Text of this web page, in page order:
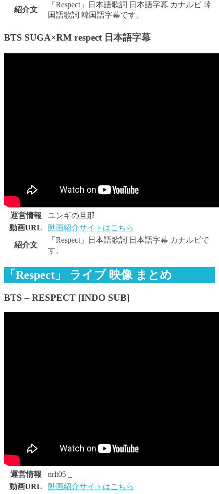
紹介文
「Respect」日本語歌詞 日本語字幕 カナルビ 韓
国語歌詞 韓国語字幕です。
BTS SUGA×RM respect 日本語字幕
運営情報
ユンギの旦那
動画URL
動画紹介サイトはこちら
紹介文
「Respect」日本語歌詞 日本語字幕 カナルビで
す。
「Respect」 ライブ 映像 まとめ
BTS – RESPECT [INDO SUB]
運営情報
nrlt05 _
動画URL
動画紹介サイトはこちら